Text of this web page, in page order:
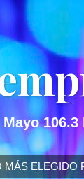
ELEGIDO